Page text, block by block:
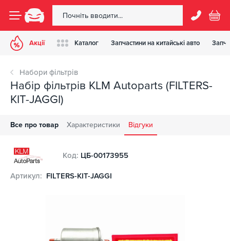
Акції Каталог Запчастини на китайські авто
Набори фільтрів
Набір фільтрів KLM Autoparts (FILTERS-
KIT-JAGGI)
Все про товар Характеристики Відгуки
Код: ЦБ-00173955
Артикул: FILTERS-KIT-JAGGI